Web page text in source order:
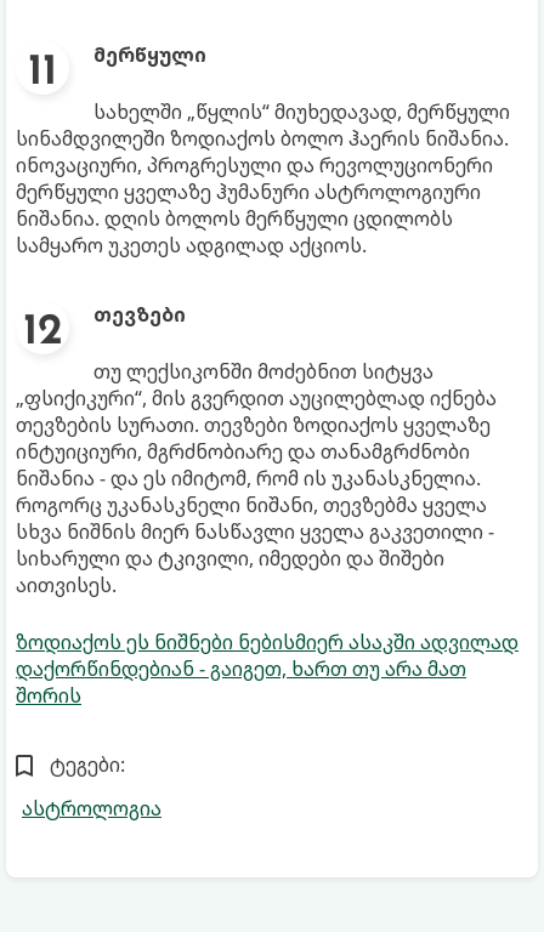
მერწყული
სახელში „წყლის“ მიუხედავად, მერწყული
სინამდვილეში ზოდიაქოს ბოლო ჰაერის ნიშანია.
ინოვაციური, პროგრესული და რევოლუციონერი
მერწყული ყველაზე ჰუმანური ასტროლოგიური
ნიშანია. დღის ბოლოს მერწყული ცდილობს
სამყარო უკეთეს ადგილად აქციოს.
თევზები
თუ ლექსიკონში მოძებნით სიტყვა
„ფსიქიკური“, მის გვერდით აუცილებლად იქნება
თევზების სურათი. თევზები ზოდიაქოს ყველაზე
ინტუიციური, მგრძნობიარე და თანამგრძნობი
ნიშანია - და ეს იმიტომ, რომ ის უკანასკნელია.
როგორც უკანასკნელი ნიშანი, თევზებმა ყველა
სხვა ნიშნის მიერ ნასწავლი ყველა გაკვეთილი -
სიხარული და ტკივილი, იმედები და შიშები
აითვისეს.
ზოდიაქოს ეს ნიშნები ნებისმიერ ასაკში ადვილად
დაქორწინდებიან - გაიგეთ, ხართ თუ არა მათ
შორის
ტეგები:
ასტროლოგია